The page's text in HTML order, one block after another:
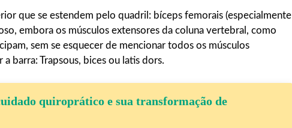
que se estendem pelo quadril: bíceps femorais (especialmente
embora os músculos extensores da coluna vertebral, como
sem se esquecer de mencionar todos os músculos
barra: Trapsous, bices ou latis dors.
quiroprático e sua transformação de